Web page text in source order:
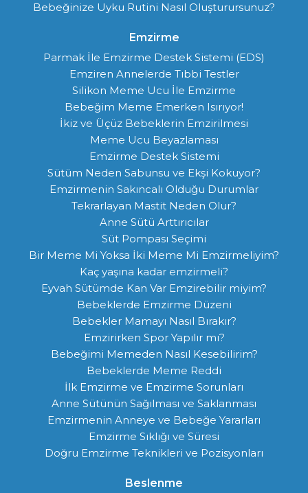
Bebeğinize Uyku Rutini Nasıl Oluşturursunuz?
Emzirme
Parmak İle Emzirme Destek Sistemi (EDS)
Emziren Annelerde Tıbbi Testler
Silikon Meme Ucu İle Emzirme
Bebeğim Meme Emerken Isırıyor!
İkiz ve Üçüz Bebeklerin Emzirilmesi
Meme Ucu Beyazlaması
Emzirme Destek Sistemi
Sütüm Neden Sabunsu ve Ekşi Kokuyor?
Emzirmenin Sakıncalı Olduğu Durumlar
Tekrarlayan Mastit Neden Olur?
Anne Sütü Arttırıcılar
Süt Pompası Seçimi
Bir Meme Mi Yoksa İki Meme Mi Emzirmeliyim?
Kaç yaşına kadar emzirmeli?
Eyvah Sütümde Kan Var Emzirebilir miyim?
Bebeklerde Emzirme Düzeni
Bebekler Mamayı Nasıl Bırakır?
Emzirirken Spor Yapılır mı?
Bebeğimi Memeden Nasıl Kesebilirim?
Bebeklerde Meme Reddi
İlk Emzirme ve Emzirme Sorunları
Anne Sütünün Sağılması ve Saklanması
Emzirmenin Anneye ve Bebeğe Yararları
Emzirme Sıklığı ve Süresi
Doğru Emzirme Teknikleri ve Pozisyonları
Beslenme